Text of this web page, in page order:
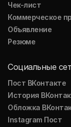
Чек-лист
Коммерческое
Объявление
Резюме
Социальные
Пост ВКонтакте
История
Обложка
Instagram Пост